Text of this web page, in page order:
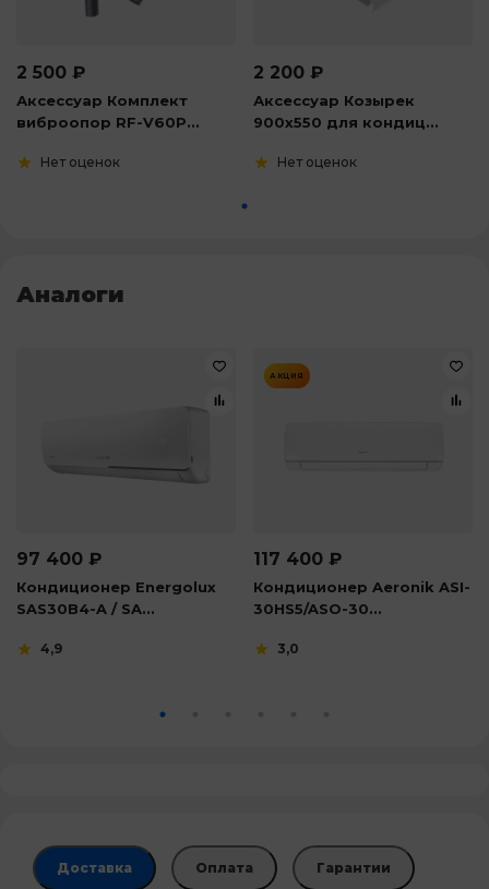
2 500 ₽
Аксессуар Комплект
виброопор RF-V60P...
Нет оценок
2 200 ₽
Аксессуар Козырек
900х550 для кондиц...
Нет оценок
Аналоги
97 400 ₽
Кондиционер Energolux
SAS30B4-A / SA...
4,9
АКЦИЯ
117 400 ₽
Кондиционер Aeronik ASI-
30HS5/ASO-30...
3,0
Доставка Оплата Гарантии